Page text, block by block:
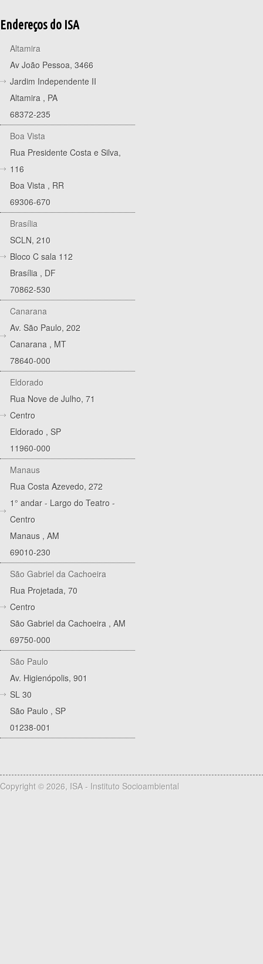
Endereços do ISA
Altamira
Av João Pessoa, 3466
Jardim Independente II
Altamira , PA
68372-235
Boa Vista
Rua Presidente Costa e Silva,
116
Boa Vista , RR
69306-670
Brasília
SCLN, 210
Bloco C sala 112
Brasília , DF
70862-530
Canarana
Av. São Paulo, 202
Canarana , MT
78640-000
Eldorado
Rua Nove de Julho, 71
Centro
Eldorado , SP
11960-000
Manaus
Rua Costa Azevedo, 272
1° andar - Largo do Teatro -
Centro
Manaus , AM
69010-230
São Gabriel da Cachoeira
Rua Projetada, 70
Centro
São Gabriel da Cachoeira , AM
69750-000
São Paulo
Av. Higienópolis, 901
SL 30
São Paulo , SP
01238-001
Copyright © 2026, ISA - Instituto Socioambiental